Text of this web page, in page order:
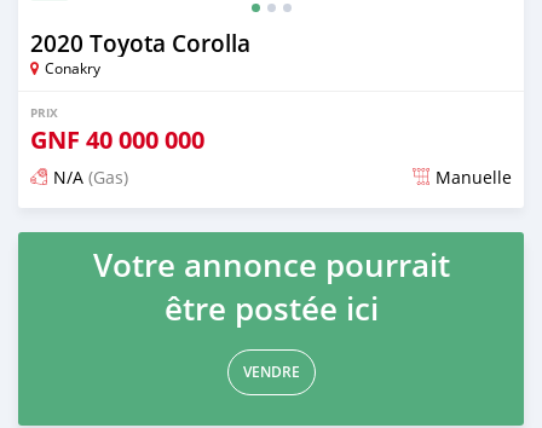
2020 Toyota Corolla
Conakry
PRIX
GNF 40 000 000
N/A (Gas) Manuelle
Publié il y a presque 3 ans
Votre annonce pourrait
être postée ici
VENDRE